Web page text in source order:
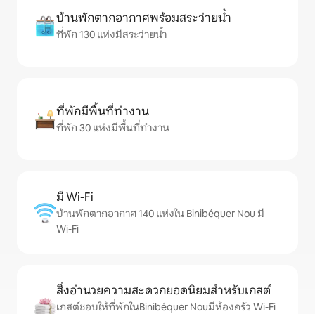
บ้านพักตากอากาศพร้อมสระว่ายน้ำ
ที่พัก 130 แห่งมีสระว่ายน้ำ
ที่พักมีพื้นที่ทำงาน
ที่พัก 30 แห่งมีพื้นที่ทำงาน
มี Wi-Fi
บ้านพักตากอากาศ 140 แห่งใน Binibéquer Nou มี
Wi-Fi
สิ่งอำนวยความสะดวกยอดนิยมสำหรับเกสต์
เกสต์ชอบให้ที่พักในBinibéquer Nouมีห้องครัว Wi-Fi